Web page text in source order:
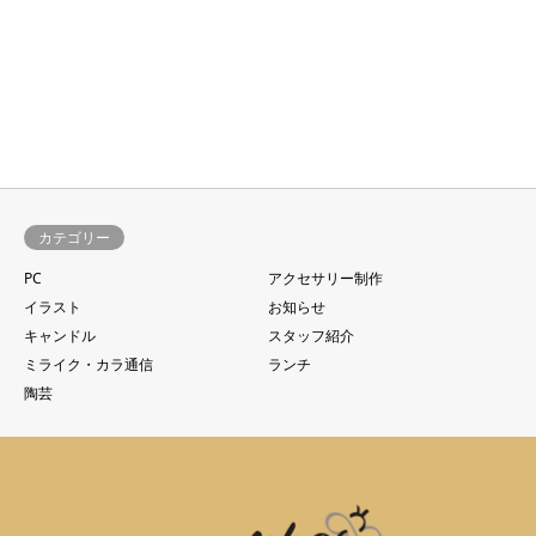
カテゴリー
PC
アクセサリー制作
イラスト
お知らせ
キャンドル
スタッフ紹介
ミライク・カラ通信
ランチ
陶芸